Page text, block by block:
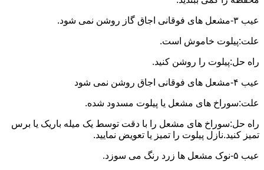
عیب ۳-مشعل های فوقانی اجاق گاز روشن نمی شود.
علت:پیلوت خاموش است.
راه حل:پیلوت را روشن کنید.
عیب ۴-مشعل های فوقانی اجاق روشن نمی شود
علت:سوراخ های مشعل یا پیلوت مسدود شده.
راه حل:سوراخ های مشعل را با دقت توسط یک میله باریک یا برس
تمیز کنید.نازل پیلوت را تمیز یا تعویض نمایید.
عیب ۵-نوک مشعل ها زرد رنگ می سوزد.